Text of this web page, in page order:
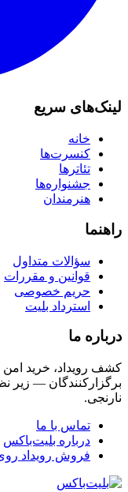
لینک‌های سریع
خانه
کنسرت‌ها
تئاترها
جشنواره‌ها
هنرمندان
راهنما
سؤالات متداول
قوانین و مقررات
حریم خصوصی
استرداد بلیت
درباره ما
کشف رویداد، خرید
برگزارکنندگان —
نارنجی.
تماس با ما
درباره بلیت‌باکس
فروش رویداد